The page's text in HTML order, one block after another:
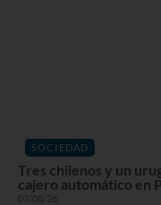
SOCIEDAD
Tres chilenos y un
cajero automático en
07/08/26